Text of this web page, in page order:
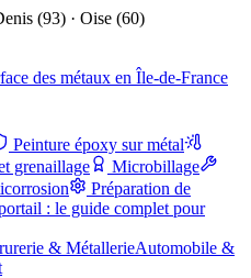
(93) · Oise (60)
Peinture époxy sur métal
grenaillage
Microbillage
Préparation de
: le guide complet pour
& MétallerieAutomobile &